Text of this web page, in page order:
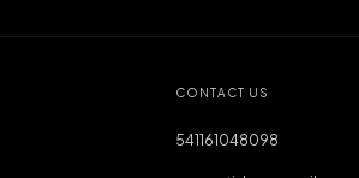
CONTACT US
541161048098